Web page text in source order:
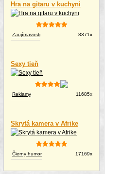
Hra na gitaru v kuchyni
Zaujímavosti 8371x
Sexy tieň
Reklamy 11685x
Skrytá kamera v Afrike
Čierny humor 17169x